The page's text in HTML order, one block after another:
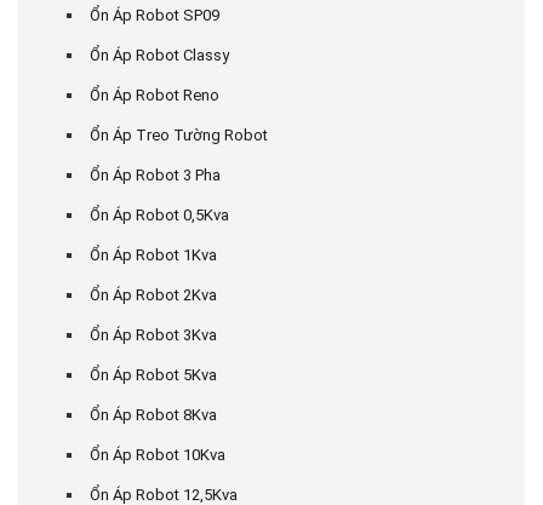
Ổn Áp Robot SP09
Ổn Áp Robot Classy
Ổn Áp Robot Reno
Ổn Áp Treo Tường Robot
Ổn Áp Robot 3 Pha
Ổn Áp Robot 0,5Kva
Ổn Áp Robot 1Kva
Ổn Áp Robot 2Kva
Ổn Áp Robot 3Kva
Ổn Áp Robot 5Kva
Ổn Áp Robot 8Kva
Ổn Áp Robot 10Kva
Ổn Áp Robot 12,5Kva